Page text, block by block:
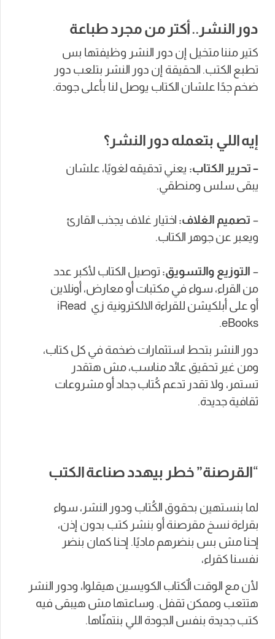
دور النشر.. أكتر من مجرد طباعة
كتير مننا متخيل إن دور النشر وظيفتها بس
تطبع الكتب. الحقيقة إن دور النشر بتلعب دور
ضخم جدًا علشان الكتاب يوصل لنا بأعلى جودة.
إيه اللي بتعمله دور النشر؟
– تحرير الكتاب: يعني تدقيقه لغويًا، علشان
يبقى سلس ومنطقي.
– تصميم الغلاف: اختيار غلاف يجذب القارئ
ويعبر عن جوهر الكتاب.
– التوزيع والتسويق: توصيل الكتاب لأكبر عدد
من القراء، سواء في مكتبات أو معارض، أونلاين
أو على أبلكيشن للقراءة الالكترونية زي iRead
eBooks.
دور النشر بتحط استثمارات ضخمة في كل كتاب،
ومن غير تحقيق عائد مناسب، مش هتقدر
تستمر، ولا تقدر تدعم كُتاب جداد أو مشروعات
ثقافية جديدة.
“القرصنة” خطر بيهدد صناعة الكتب
لما بنستهين بحقوق الكُتاب ودور النشر، سواء
بقراءة نسخ مقرصنة أو بنشر كتب بدون إذن،
إحنا مش بس بنضرهم ماديًا. إحنا كمان بنضر
نفسنا كقراء،
لأن مع الوقت الٌكتاب الكويسين هيقلوا، ودور النشر
هتتعب وممكن تقفل. وساعتها مش هيبقى فيه
كتب جديدة بنفس الجودة اللي بنتمنّاها.